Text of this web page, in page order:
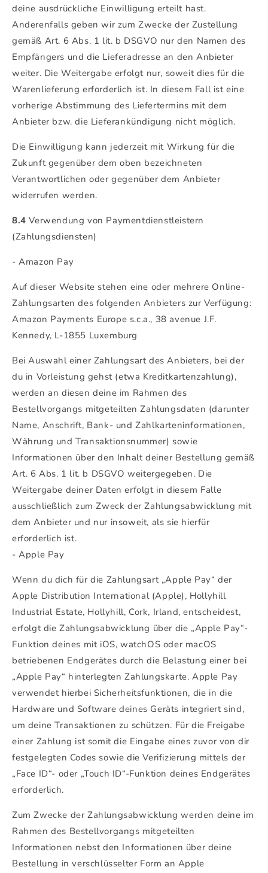
deine ausdrückliche Einwilligung erteilt hast.
Anderenfalls geben wir zum Zwecke der Zustellung
gemäß Art. 6 Abs. 1 lit. b DSGVO nur den Namen des
Empfängers und die Lieferadresse an den Anbieter
weiter. Die Weitergabe erfolgt nur, soweit dies für die
Warenlieferung erforderlich ist. In diesem Fall ist eine
vorherige Abstimmung des Liefertermins mit dem
Anbieter bzw. die Lieferankündigung nicht möglich.
Die Einwilligung kann jederzeit mit Wirkung für die
Zukunft gegenüber dem oben bezeichneten
Verantwortlichen oder gegenüber dem Anbieter
widerrufen werden.
8.4 Verwendung von Paymentdienstleistern
(Zahlungsdiensten)
- Amazon Pay
Auf dieser Website stehen eine oder mehrere Online-
Zahlungsarten des folgenden Anbieters zur Verfügung:
Amazon Payments Europe s.c.a., 38 avenue J.F.
Kennedy, L-1855 Luxemburg
Bei Auswahl einer Zahlungsart des Anbieters, bei der
du in Vorleistung gehst (etwa Kreditkartenzahlung),
werden an diesen deine im Rahmen des
Bestellvorgangs mitgeteilten Zahlungsdaten (darunter
Name, Anschrift, Bank- und Zahlkarteninformationen,
Währung und Transaktionsnummer) sowie
Informationen über den Inhalt deiner Bestellung gemäß
Art. 6 Abs. 1 lit. b DSGVO weitergegeben. Die
Weitergabe deiner Daten erfolgt in diesem Falle
ausschließlich zum Zweck der Zahlungsabwicklung mit
dem Anbieter und nur insoweit, als sie hierfür
erforderlich ist.
- Apple Pay
Wenn du dich für die Zahlungsart „Apple Pay“ der
Apple Distribution International (Apple), Hollyhill
Industrial Estate, Hollyhill, Cork, Irland, entscheidest,
erfolgt die Zahlungsabwicklung über die „Apple Pay“-
Funktion deines mit iOS, watchOS oder macOS
betriebenen Endgerätes durch die Belastung einer bei
„Apple Pay“ hinterlegten Zahlungskarte. Apple Pay
verwendet hierbei Sicherheitsfunktionen, die in die
Hardware und Software deines Geräts integriert sind,
um deine Transaktionen zu schützen. Für die Freigabe
einer Zahlung ist somit die Eingabe eines zuvor von dir
festgelegten Codes sowie die Verifizierung mittels der
„Face ID“- oder „Touch ID“-Funktion deines Endgerätes
erforderlich.
Zum Zwecke der Zahlungsabwicklung werden deine im
Rahmen des Bestellvorgangs mitgeteilten
Informationen nebst den Informationen über deine
Bestellung in verschlüsselter Form an Apple